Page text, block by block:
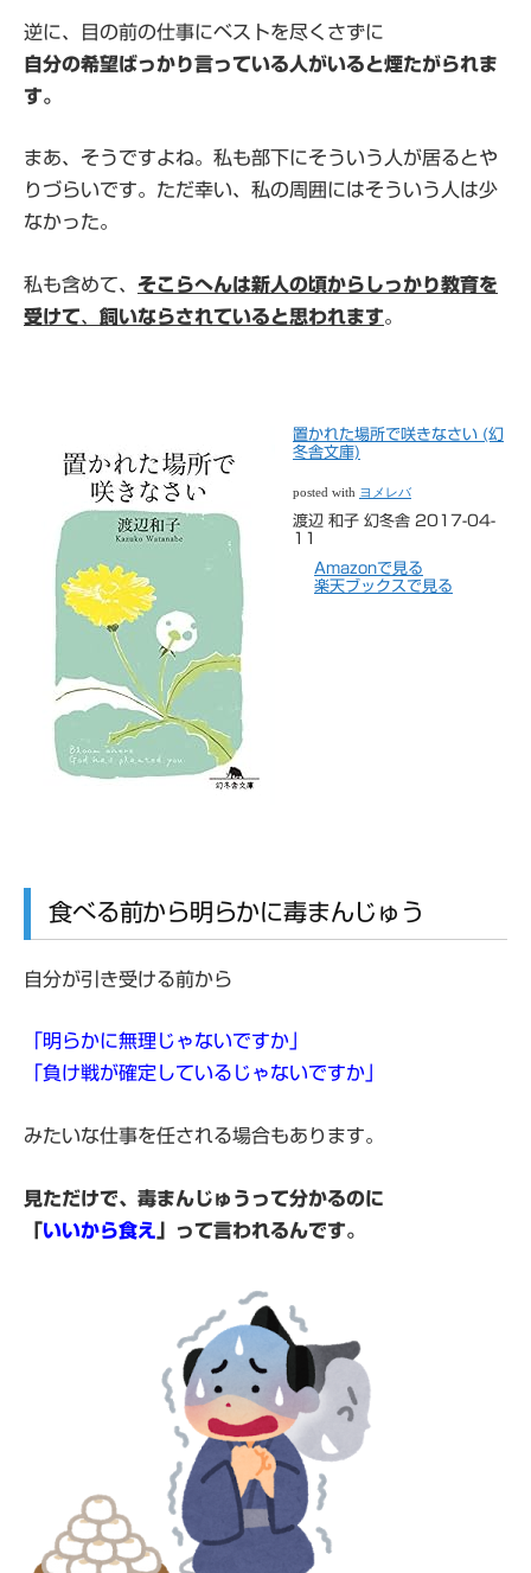
逆に、目の前の仕事にベストを尽くさずに
自分の希望ばっかり言っている人がいると煙たがられま
す。
まあ、そうですよね。私も部下にそういう人が居るとや
りづらいです。ただ幸い、私の周囲にはそういう人は少
なかった。
私も含めて、 そこらへんは新人の頃からしっかり教育を
受けて、 飼いならされていると思われます。
置かれた場所で咲きなさい (幻
冬舎文庫)
posted with ヨメレバ
渡辺 和子 幻冬舎 2017-04-
11
Amazonで見る
楽天ブックスで見る
食べる前から明らかに毒まんじゅう
自分が引き受ける前から
「明らかに無理じゃないですか」
「負け戦が確定しているじゃないですか」
みたいな仕事を任される場合もあります。
見ただけで、毒まんじゅうって分かるのに
「いいから食え 」って言われるんです。